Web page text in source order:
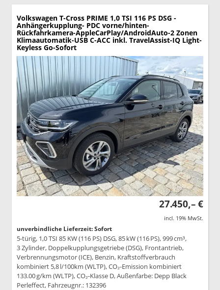
Volkswagen T-Cross PRIME 1,0 TSI 116 PS DSG -
Anhängerkupplung- PDC vorne/hinten-
Rückfahrkamera-AppleCarPlay/AndroidAuto-2 Zonen
Klimaautomatik-USB C-ACC inkl. TravelAssist-IQ Light-
Keyless Go-Sofort
27.450,– €
incl. 19% MwSt.
unverbindliche Lieferzeit: Sofort
5-türig, 1,0 TSI 85 KW (116 PS) DSG, 85 kW (116 PS), 999 cm³,
3 Zylinder, Doppelkupplungsgetriebe (DSG), Frontantrieb,
Verbrennungsmotor (ICE), Benzin, Kraftstoffverbrauch
kombiniert 5,8 l/100km (WLTP), CO₂-Emission kombiniert
133.00 g/km (WLTP), CO₂-Klasse D, Außenfarbe: Depp Black
Perleffect, Fahrzeugnr.: 132396